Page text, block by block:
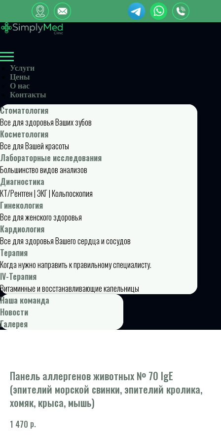
Услуги
Цены
О нас
Контакты
Стоматология
Все для здоровья Ваших зубов
Косметология
Все для Вашей красоты
Лабораторные исследования
Большинство видов анализов
Диагностика
КТ/Рентген | ЭКГ | Кольпоскопия
Гинекология
Все для женского здоровья
Кардиология
Все для здоровья Вашего сердца и сосудов
Терапия
Когда нужно направить к правильному специалисту.
IV-Терапия
Витаминные и восстанавливающие капельницы
Наша команда
Новости
Галерея
Панель аллергенов животных № 70 IgE
(эпителий морской свинки, эпителий кролика,
хомяк, крыса, мышь)
1 470 р.